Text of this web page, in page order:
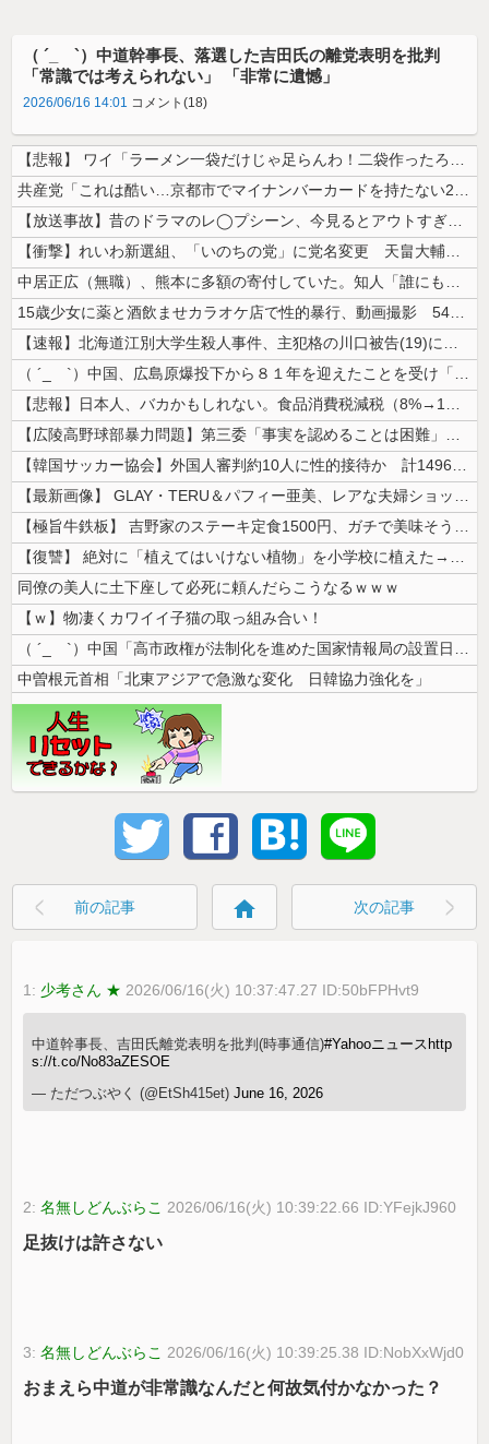
（ ´_ゝ`）中道幹事長、落選した吉田氏の離党表明を批判
「常識では考えられない」 「非常に遺憾」
2026/06/16 14:01 コメント(18)
【悲報】 ワイ「ラーメン一袋だけじゃ足らんわ！二袋作ったろ！」→結果ｗ...
共産党「これは酷い…京都市でマイナンバーカードを持たない29万人がポイ...
【放送事故】昔のドラマのレ◯プシーン、今見るとアウトすぎる・・・
【衝撃】れいわ新選組、「いのちの党」に党名変更 天畠大輔氏が共同代表へ
中居正広（無職）、熊本に多額の寄付していた。知人「誰にも知られなくても...
15歳少女に薬と酒飲ませカラオケ店で性的暴行、動画撮影 54歳無職を再...
【速報】北海道江別大学生殺人事件、主犯格の川口被告(19)に無期懲役の...
（ ´_ゝ`）中国、広島原爆投下から８１年を迎えたことを受け「日本は原...
【悲報】日本人、バカかもしれない。食品消費税減税（8%→1%）に93....
【広陵高野球部暴力問題】第三委「事実を認めることは困難」元部員「SNS...
【韓国サッカー協会】外国人審判約10人に性的接待か 計1496回、約2...
【最新画像】 GLAY・TERU＆パフィー亜美、レアな夫婦ショットを公...
【極旨牛鉄板】 吉野家のステーキ定食1500円、ガチで美味そうｗｗｗ
【復讐】 絶対に「植えてはいけない植物」を小学校に植えた→20年経って...
同僚の美人に土下座して必死に頼んだらこうなるｗｗｗ
【ｗ】物凄くカワイイ子猫の取っ組み合い！
（ ´_ゝ`）中国「高市政権が法制化を進めた国家情報局の設置日が7月3...
中曽根元首相「北東アジアで急激な変化 日韓協力強化を」
前の記事 home 次の記事
1: 少考さん ★ 2026/06/16(火) 10:37:47.27 ID:50bFPHvt9
中道幹事長、吉田氏離党表明を批判(時事通信)#Yahooニュース http
s://t.co/No83aZESOE
— ただつぶやく (@EtSh415et)June 16, 2026
2:名無しどんぶらこ 2026/06/16(火) 10:39:22.66 ID:YFejkJ960
足抜けは許さない
3:名無しどんぶらこ 2026/06/16(火) 10:39:25.38 ID:NobXxWjd0
おまえら中道が非常識なんだと何故気付かなかった？